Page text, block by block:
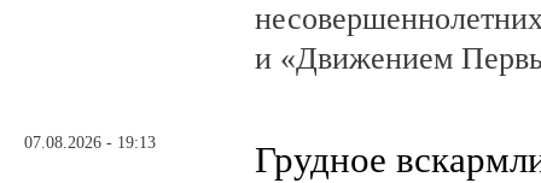
и «Движением
07.08.2026 - 19:13
Грудное